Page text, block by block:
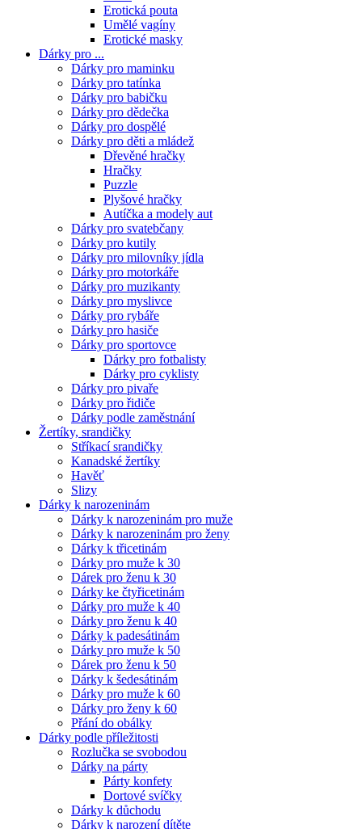
Erotická pouta
Umělé vagíny
Erotické masky
Dárky pro ...
Dárky pro maminku
Dárky pro tatínka
Dárky pro babičku
Dárky pro dědečka
Dárky pro dospělé
Dárky pro děti a mládež
Dřevěné hračky
Hračky
Puzzle
Plyšové hračky
Autíčka a modely aut
Dárky pro svatebčany
Dárky pro kutily
Dárky pro milovníky jídla
Dárky pro motorkáře
Dárky pro muzikanty
Dárky pro myslivce
Dárky pro rybáře
Dárky pro hasiče
Dárky pro sportovce
Dárky pro fotbalisty
Dárky pro cyklisty
Dárky pro pivaře
Dárky pro řidiče
Dárky podle zaměstnání
Žertíky, srandičky
Stříkací srandičky
Kanadské žertíky
Havěť
Slizy
Dárky k narozeninám
Dárky k narozeninám pro muže
Dárky k narozeninám pro ženy
Dárky k třicetinám
Dárky pro muže k 30
Dárek pro ženu k 30
Dárky ke čtyřicetinám
Dárky pro muže k 40
Dárky pro ženu k 40
Dárky k padesátinám
Dárky pro muže k 50
Dárek pro ženu k 50
Dárky k šedesátinám
Dárky pro muže k 60
Dárky pro ženy k 60
Přání do obálky
Dárky podle příležitosti
Rozlučka se svobodou
Dárky na párty
Párty konfety
Dortové svíčky
Dárky k důchodu
Dárky k narození dítěte